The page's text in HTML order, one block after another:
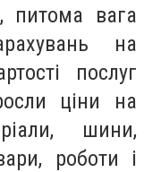
питома вага
на
послуг
ціни на
шини,
роботи і